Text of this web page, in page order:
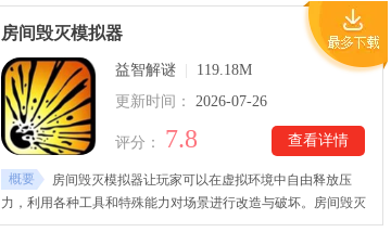
房间毁灭模拟器
益智解谜
119.18M
更新时间：
2026-07-26
查看详情
评分： 7.8
概要
房间毁灭模拟器让玩家可以在虚拟环境中自由释放压
力，利用各种工具和特殊能力对场景进行改造与破坏。房间毁灭
模拟器游戏让玩家能够探索不同空间，使用重力操控让物品漂浮